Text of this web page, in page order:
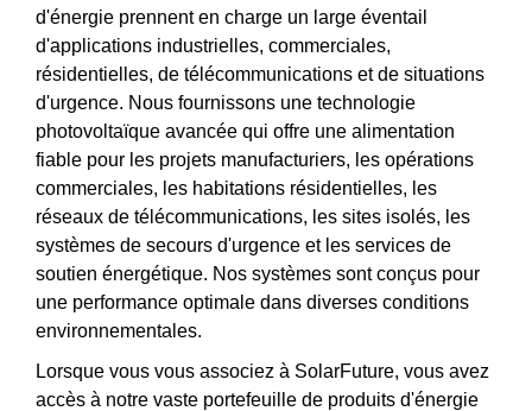
d'énergie prennent en charge un large éventail
d'applications industrielles, commerciales,
résidentielles, de télécommunications et de situations
d'urgence. Nous fournissons une technologie
photovoltaïque avancée qui offre une alimentation
fiable pour les projets manufacturiers, les opérations
commerciales, les habitations résidentielles, les
réseaux de télécommunications, les sites isolés, les
systèmes de secours d'urgence et les services de
soutien énergétique. Nos systèmes sont conçus pour
une performance optimale dans diverses conditions
environnementales.
Lorsque vous vous associez à SolarFuture, vous avez
accès à notre vaste portefeuille de produits d'énergie